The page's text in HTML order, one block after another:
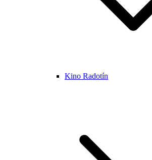
Kino Radotín